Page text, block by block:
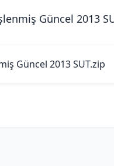
Güncel 2013
Güncel 2013 SUT.zip